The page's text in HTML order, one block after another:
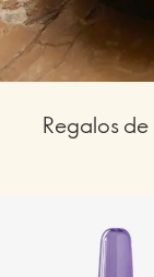
Regalos